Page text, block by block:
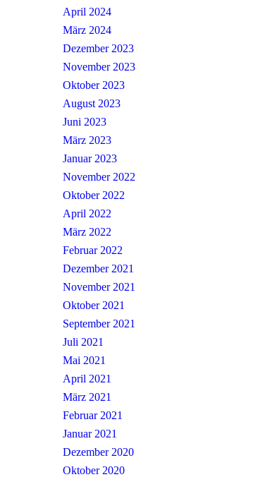
April 2024
März 2024
Dezember 2023
November 2023
Oktober 2023
August 2023
Juni 2023
März 2023
Januar 2023
November 2022
Oktober 2022
April 2022
März 2022
Februar 2022
Dezember 2021
November 2021
Oktober 2021
September 2021
Juli 2021
Mai 2021
April 2021
März 2021
Februar 2021
Januar 2021
Dezember 2020
Oktober 2020